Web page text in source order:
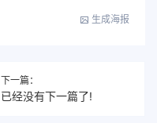
生成海报
下一篇：
已经没有下一篇了!